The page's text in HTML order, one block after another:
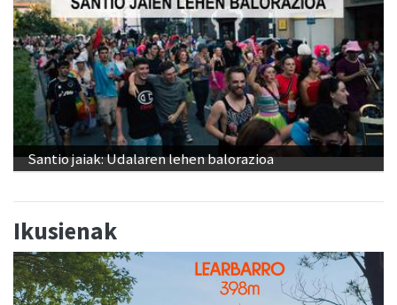
Santio jaiak: Udalaren lehen balorazioa